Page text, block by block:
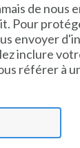
de nous
Pour
envoyer
inclure
référer à